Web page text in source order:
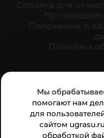
Мы
помогают нам
для
сайтом
обработкой